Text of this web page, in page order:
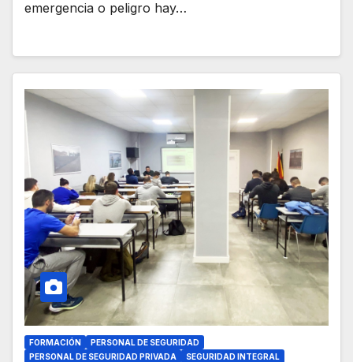
emergencia o peligro hay…
FORMACIÓN
PERSONAL DE SEGURIDAD
PERSONAL DE SEGURIDAD PRIVADA
SEGURIDAD INTEGRAL